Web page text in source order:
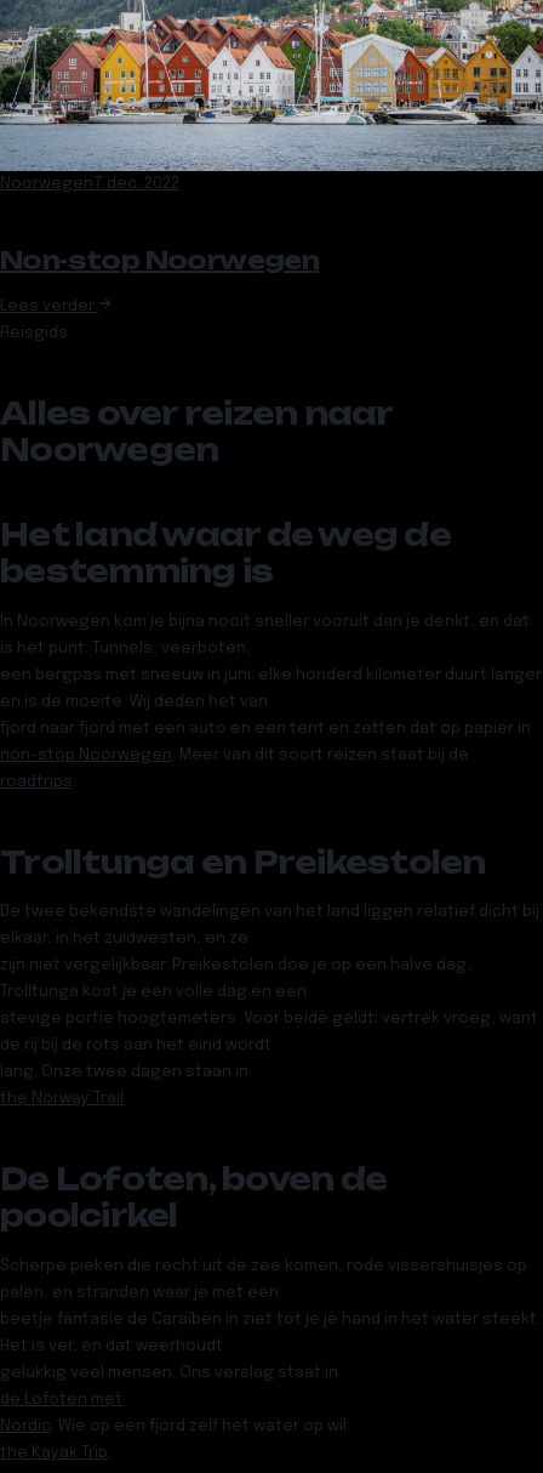
Noorwegen 7 dec. 2022
Non-stop Noorwegen
Lees verder
Reisgids
Alles over reizen naar
Noorwegen
Het land waar de weg de
bestemming is
In Noorwegen kom je bijna nooit sneller vooruit dan je denkt, en dat
is het punt. Tunnels, veerboten,
een bergpas met sneeuw in juni: elke honderd kilometer duurt langer
en is de moeite. Wij deden het van
fjord naar fjord met een auto en een tent en zetten dat op papier in
non-stop Noorwegen. Meer van dit soort reizen staat bij de
roadtrips.
Trolltunga en Preikestolen
De twee bekendste wandelingen van het land liggen relatief dicht bij
elkaar, in het zuidwesten, en ze
zijn niet vergelijkbaar. Preikestolen doe je op een halve dag,
Trolltunga kost je een volle dag en een
stevige portie hoogtemeters. Voor beide geldt: vertrek vroeg, want
de rij bij de rots aan het eind wordt
lang. Onze twee dagen staan in
the Norway Trail .
De Lofoten, boven de
poolcirkel
Scherpe pieken die recht uit de zee komen, rode vissershuisjes op
palen, en stranden waar je met een
beetje fantasie de Caraïben in ziet tot je je hand in het water steekt.
Het is ver, en dat weerhoudt
gelukkig veel mensen. Ons verslag staat in
de Lofoten met
Nordic. Wie op een fjord zelf het water op wil:
the Kayak Trip.